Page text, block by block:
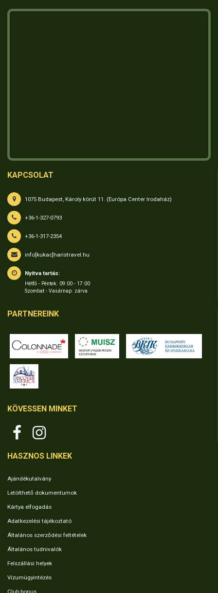
KAPCSOLAT
1075 Budapest, Károly körút 11. (Európa Center Irodaház)
+36-1-327-0793
+36-1-317-2354
info[kukac]haristravel.hu
Nyitva tartás:
Hétfő - Péntek: 09:00 - 17:00
Szombat - Vasárnap: zárva
PARTNEREINK
KÖVESSEN MINKET
HASZNOS LINKEK
Ajándékutalvány
Letölthető dokumentumok
Kártya elfogadás
Adatkezelési tájékoztató
Általános szerződési feltételek
Általános tudnivalók
Felszállási helyek
Vízumügyintézés
Club bonus